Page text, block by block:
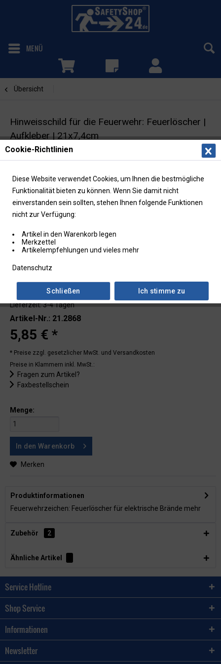
MENÜ
Übersicht
Hinweisschild für die Feuerwehr: Feuerlöscher |
Aufkleber | 21x7,4cm
Lieferzeit: 3-4 Tagen
Artikel-Nr.: 21.2868
5,85 € *
* Preise zzgl. gesetzlicher MwSt. und Versandkosten
Preise in Klammern inkl. MwSt.:
Fragen zum Artikel?
Faxbestellschein
Menge:
In den Warenkorb
Merken
Produktinformationen
Feuerwehrzeichen: Feuerlöscher für elektrische Brände mehr
Zubehör 2
Ähnliche Artikel
Service Hotline
Shop Service
Informationen
Newsletter
Cookie-Richtlinien
Diese Website verwendet Cookies, um Ihnen die bestmögliche
Funktionalität bieten zu können. Wenn Sie damit nicht
einverstanden sein sollten, stehen Ihnen folgende Funktionen
nicht zur Verfügung:
Artikel in den Warenkorb legen
Merkzettel
Artikelempfehlungen und vieles mehr
Datenschutz
Ich stimme zu
Schließen